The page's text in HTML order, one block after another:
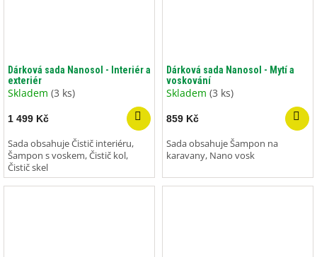
Dárková sada Nanosol - Interiér a
exteriér
Skladem (3 ks)
1 499 Kč
Sada obsahuje Čistič interiéru,
Šampon s voskem, Čistič kol,
Čistič skel
Dárková sada Nanosol - Mytí a
voskování
Skladem (3 ks)
859 Kč
Sada obsahuje Šampon na
karavany, Nano vosk